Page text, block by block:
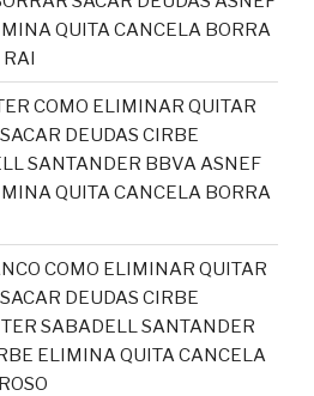
QUITA CANCELA BORRA
RAI
COMO ELIMINAR QUITAR
DEUDAS CIRBE
SANTANDER BBVA ASNEF
QUITA CANCELA BORRA
COMO ELIMINAR QUITAR
DEUDAS CIRBE
SABADELL SANTANDER
ELIMINA QUITA CANCELA